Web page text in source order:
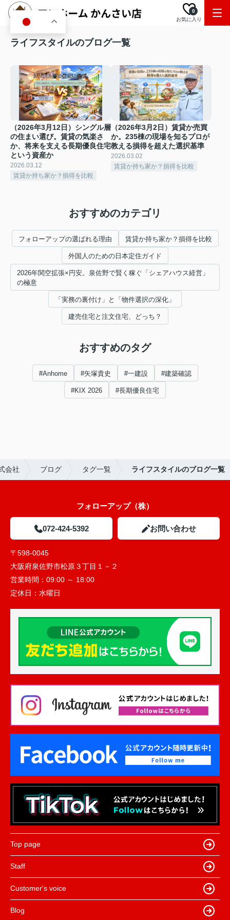
お気に入り
0
ライフスタイルのブログ一覧
（2026年3月12日）シングル層
の住まい選び。賃貸の気楽さ
か、将来を支える長期優良住宅
という資産か
2026.03.12
賃貸か持ち家か？損得を比較
（2026年3月2日）賃貸か売買
か。235棟の現場を知るプロが
教える損得を超えた選択基準
2026.03.02
賃貸か持ち家か？損得を比較
おすすめのカテゴリ
フォローアップの選ばれる理由 賃貸か持ち家か？損得を比較
外国人のための日本定住ガイド
2026年関空拡張×円安。泉佐野で賢く稼ぐ「シェアハウス経営」
の極意
「実務の裏付け」と「物件選択の深化」
建売住宅と注文住宅、どっち？
おすすめのタグ
#Anhome #矢塚貴史 #一建設 #建築確認
#KIX 2026 #長期優良住宅
会社 ブログ タグ一覧 ライフスタイルのブログ一覧
フォローアップ（株）
072-424-5392 お問い合わせ
〒598-0045
大阪府泉佐野市松原３丁目１－２
営業時間： 09:00 ～ 18:00
定休日： 水曜日
Top page
Staff
Customer's voice
Blog